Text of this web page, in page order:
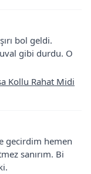
bol geldi.
gibi durdu. O
Kollu Rahat Midi
gecirdim hemen
sanırım. Bi